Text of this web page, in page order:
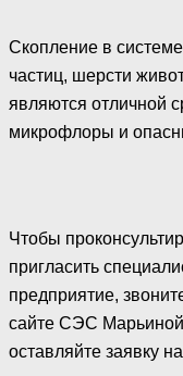
Скопление в
частиц, шерсти
являются отличной
микрофлоры и
Чтобы
пригласить
предприятие,
сайте СЭС
оставляйте заявку